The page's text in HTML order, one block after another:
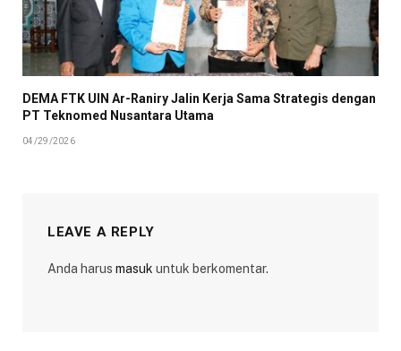
DEMA FTK UIN Ar-Raniry Jalin Kerja Sama Strategis dengan
PT Teknomed Nusantara Utama
04/29/2026
LEAVE A REPLY
Anda harus masuk untuk berkomentar.